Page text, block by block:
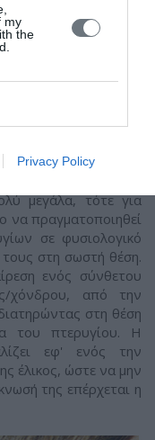
my
the
Privacy Policy
ώτων -
είναι ανάγκη να
δυσμορφίας του
του. Εάν τα
από το
εξαλείφεται και η
μεγάλα, τότε για
να πραγματοποιηθεί
σε φυσιολογικό
στη σωστή θέση.
ενός σύνθετου
χόνδρου, από την
στη θέση
του πτερυγίου. H
εφ' ενός την
έλικος, ώστε να μην
της επέρχεται η